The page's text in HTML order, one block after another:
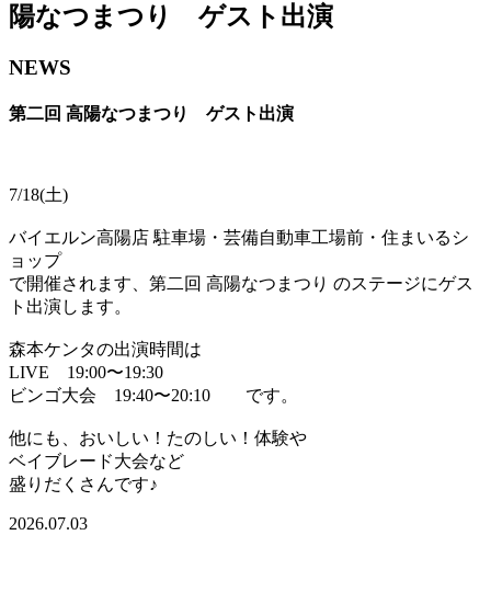
陽なつまつり ゲスト出演
NEWS
第二回 高陽なつまつり ゲスト出演
7/18(土)
バイエルン高陽店 駐車場・芸備自動車工場前・住まいるシ
ョップ
で開催されます、第二回 高陽なつまつり のステージにゲス
ト出演します。
森本ケンタの出演時間は
LIVE 19:00〜19:30
ビンゴ大会 19:40〜20:10 です。
他にも、おいしい！たのしい！体験や
ベイブレード大会など
盛りだくさんです♪
2026.07.03